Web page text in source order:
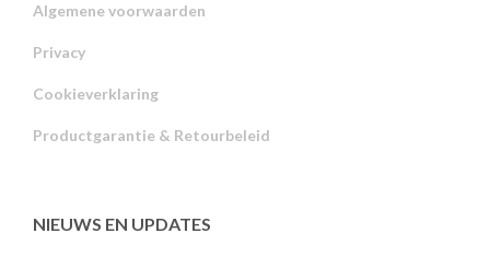
Algemene voorwaarden
Privacy
Cookieverklaring
Productgarantie & Retourbeleid
NIEUWS EN UPDATES